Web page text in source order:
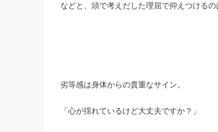
などと、頭で考えだした理屈で抑えつける
劣等感は身体からの貴重なサイン。
「心が揺れているけど大丈夫ですか？」